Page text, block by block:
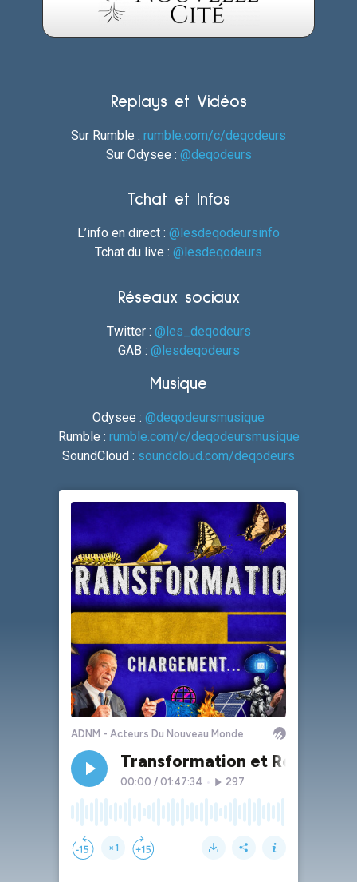
Replays et Vidéos
Sur Rumble : rumble.com/c/deqodeurs
Sur Odysee : @deqodeurs
Tchat et Infos
L’info en direct : @lesdeqodeursinfo
Tchat du live : @lesdeqodeurs
Réseaux sociaux
Twitter : @les_deqodeurs
GAB : @lesdeqodeurs
Musique
Odysee : @deqodeursmusique
Rumble : rumble.com/c/deqodeursmusique
SoundCloud : soundcloud.com/deqodeurs